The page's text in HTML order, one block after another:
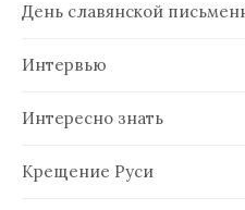
День славянской
Интервью
Интересно знать
Крещение Руси